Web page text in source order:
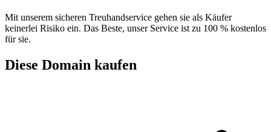
Mit unserem sicheren Treuhandservice gehen sie als Käufer
keinerlei Risiko ein. Das Beste, unser Service ist zu 100 % kostenlos
für sie.
Diese Domain kaufen